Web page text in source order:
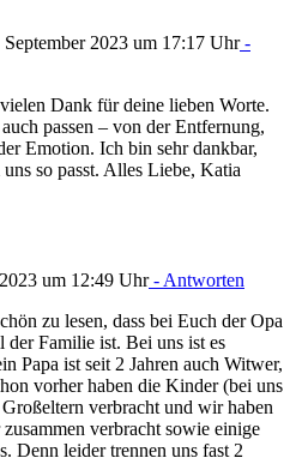
September 2023 um 17:17 Uhr-
Dank für deine lieben Worte.
passen – von der Entfernung,
Emotion. Ich bin sehr dankbar,
uns so passt. Alles Liebe, Katia
um 12:49 Uhr- Antworten
zu lesen, dass bei Euch der Opa
der Familie ist. Bei uns ist es
Papa ist seit 2 Jahren auch Witwer,
vorher haben die Kinder (bei uns
verbracht und wir haben
verbracht sowie einige
Denn leider trennen uns fast 2